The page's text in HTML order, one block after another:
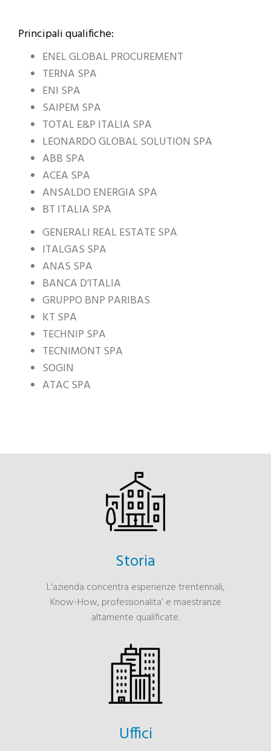
Principali qualifiche:
ENEL GLOBAL PROCUREMENT
TERNA SPA
ENI SPA
SAIPEM SPA
TOTAL E&P ITALIA SPA
LEONARDO GLOBAL SOLUTION SPA
ABB SPA
ACEA SPA
ANSALDO ENERGIA SPA
BT ITALIA SPA
GENERALI REAL ESTATE SPA
ITALGAS SPA
ANAS SPA
BANCA D’ITALIA
GRUPPO BNP PARIBAS
KT SPA
TECHNIP SPA
TECNIMONT SPA
SOGIN
ATAC SPA
Storia
L'azienda concentra esperienze trentennali,
Know-How, professionalita’ e maestranze
altamente qualificate.
Uffici